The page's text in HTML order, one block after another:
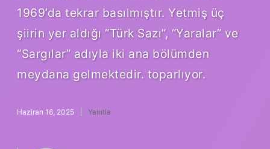
1969’da tekrar basılmıştır. Yetmiş üç
şiirin yer aldığı “Türk Sazı”, “Yaralar” ve
“Sargılar” adıyla iki ana bölümden
meydana gelmektedir. toparlıyor.
Haziran 16, 2025 Yanıtla